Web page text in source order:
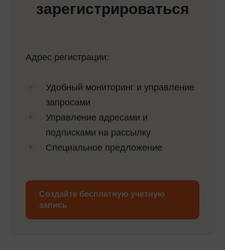
зарегистрироваться
Адрес регистрации:
Удобный мониторинг и управление
запросами
Управление адресами и
подписками на рассылку
Специальное предложение
Создайте бесплатную учетную
запись